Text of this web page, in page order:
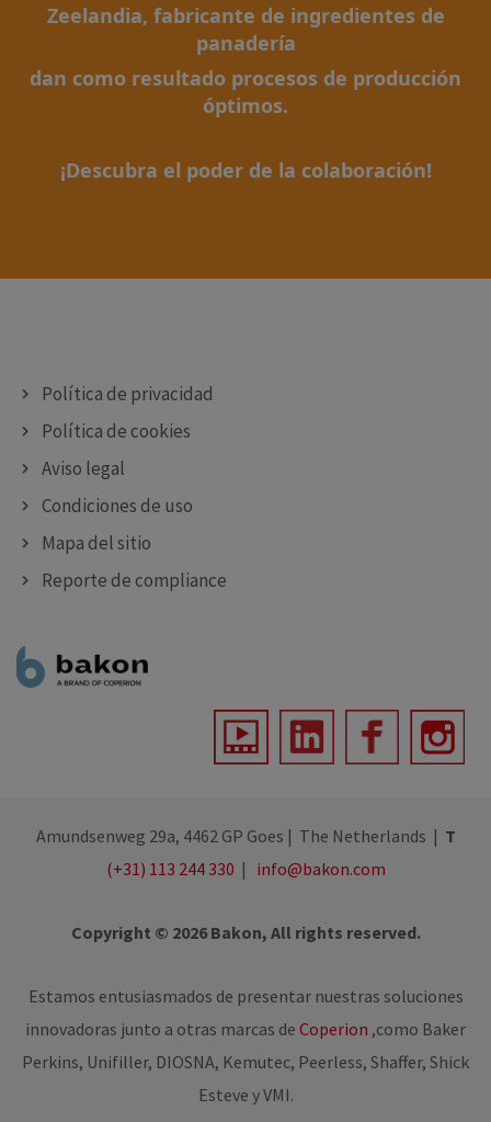
Zeelandia, fabricante de ingredientes de
panadería
dan como resultado procesos de producción
óptimos.
¡Descubra el poder de la colaboración!
Política de privacidad
Política de cookies
Aviso legal
Condiciones de uso
Mapa del sitio
Reporte de compliance
Amundsenweg 29a, 4462 GP Goes | The Netherlands | T
(+31) 113 244 330 | info@bakon.com
Copyright © 2026 Bakon, All rights reserved.
Estamos entusiasmados de presentar nuestras soluciones
innovadoras junto a otras marcas de Coperion ,como Baker
Perkins, Unifiller, DIOSNA, Kemutec, Peerless, Shaffer, Shick
Esteve y VMI.